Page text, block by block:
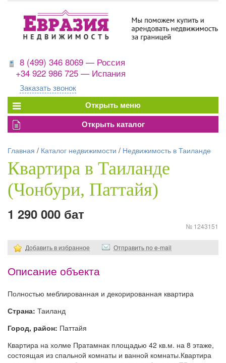
8 (499) 346 8069 — Россия
+34 922 986 725 — Испания
Заказать звонок
Главная / Каталог недвижимости / Недвижимость в Таиланде
Квартира в Таиланде
(Чонбури, Паттайя)
1 290 000 бат
№ 1243151
Добавить в избранное Отправить по e-mail
Описание объекта
Полностью меблированная и декорированная квартира
Страна: Таиланд
Город, район: Паттайя
Квартира на холме Пратамнак площадью 42 кв.м. на 8 этаже,
состоящая из спальной комнаты и ванной комнаты.Квартира